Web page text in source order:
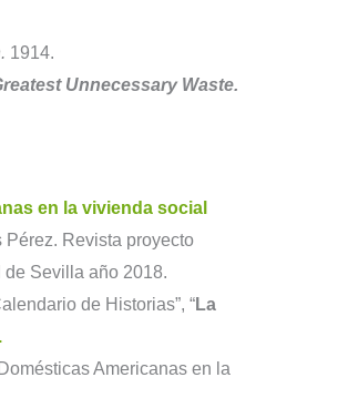
1914.
Unnecessary Waste.
en la vivienda social
Revista proyecto
de Sevilla año 2018.
de Historias”, “La
Americanas en la